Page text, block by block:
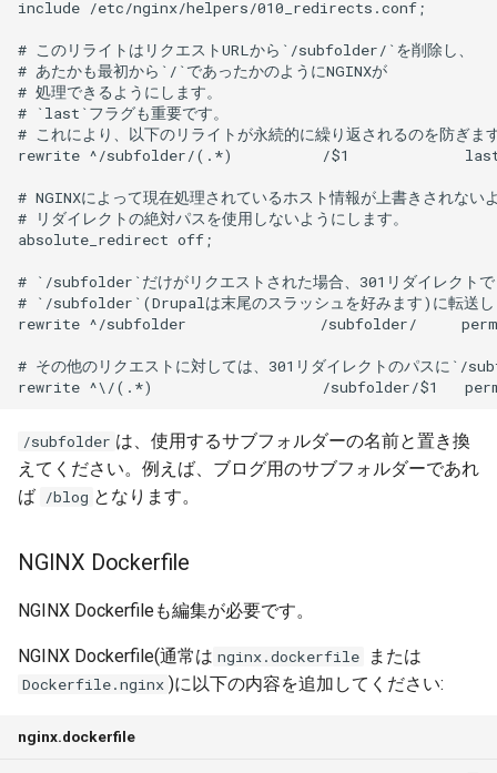
/subfolder は、使用するサブフォルダーの名前と置き換
えてください。例えば、ブログ用のサブフォルダーであれ
ば /blog となります。
NGINX Dockerfile
NGINX Dockerfileも編集が必要です。
NGINX Dockerfile(通常は nginx.dockerfile または
Dockerfile.nginx )に以下の内容を追加してください:
nginx.dockerfile